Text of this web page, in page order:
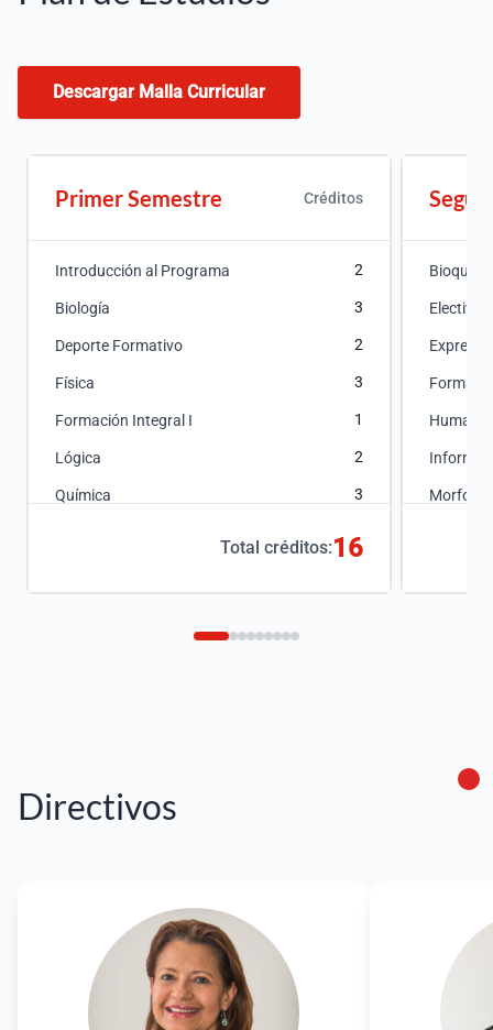
Descargar Malla Curricular
Primer Semestre Créditos
Introducción al Programa 2
Biología 3
Deporte Formativo 2
Física 3
Formación Integral I 1
Lógica 2
Química 3
Total créditos:16
Electiva
Directivos